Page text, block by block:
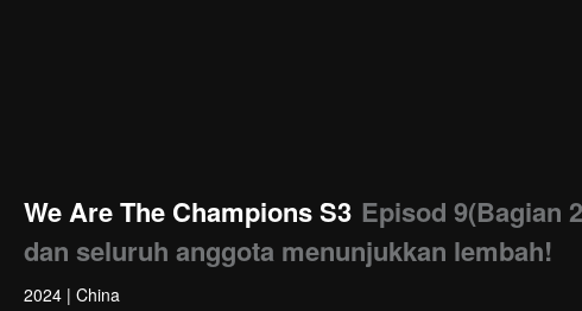
We Are The Champions S3 Episod 9(Bagian
dan seluruh anggota menunjukkan lembah!
2024 | China